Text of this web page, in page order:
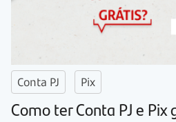
Conta PJ Pix
Como ter Conta PJ e Pix